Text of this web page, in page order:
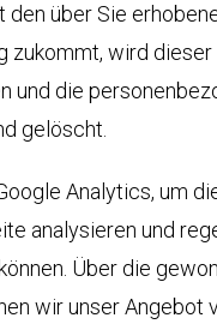
den über Sie
zukommt, wird
und die
gelöscht.
Analytics, um
analysieren und
Über die
wir unser Angebot